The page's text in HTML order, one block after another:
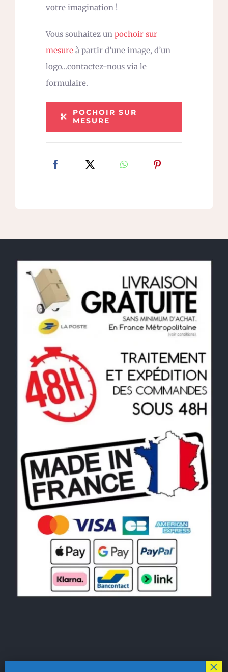
votre imagination !
Vous souhaitez un pochoir sur
mesure à partir d’une image, d’un
logo…contactez-nous via le
formulaire.
POCHOIR SUR
MESURE